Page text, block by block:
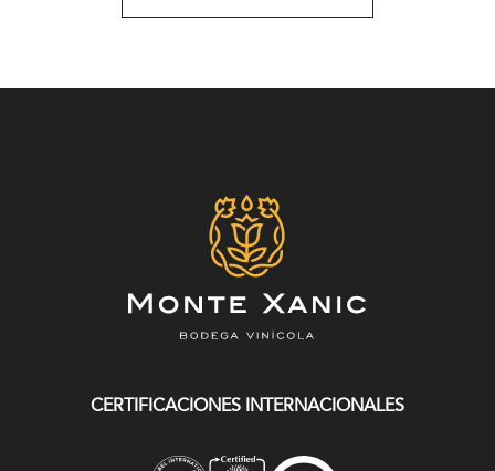
CERTIFICACIONES INTERNACIONALES